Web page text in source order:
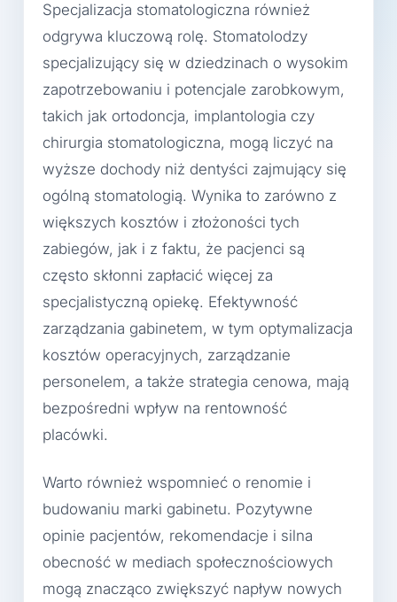
Specjalizacja stomatologiczna również
odgrywa kluczową rolę. Stomatolodzy
specjalizujący się w dziedzinach o wysokim
zapotrzebowaniu i potencjale zarobkowym,
takich jak ortodoncja, implantologia czy
chirurgia stomatologiczna, mogą liczyć na
wyższe dochody niż dentyści zajmujący się
ogólną stomatologią. Wynika to zarówno z
większych kosztów i złożoności tych
zabiegów, jak i z faktu, że pacjenci są
często skłonni zapłacić więcej za
specjalistyczną opiekę. Efektywność
zarządzania gabinetem, w tym optymalizacja
kosztów operacyjnych, zarządzanie
personelem, a także strategia cenowa, mają
bezpośredni wpływ na rentowność
placówki.
Warto również wspomnieć o renomie i
budowaniu marki gabinetu. Pozytywne
opinie pacjentów, rekomendacje i silna
obecność w mediach społecznościowych
mogą znacząco zwiększyć napływ nowych